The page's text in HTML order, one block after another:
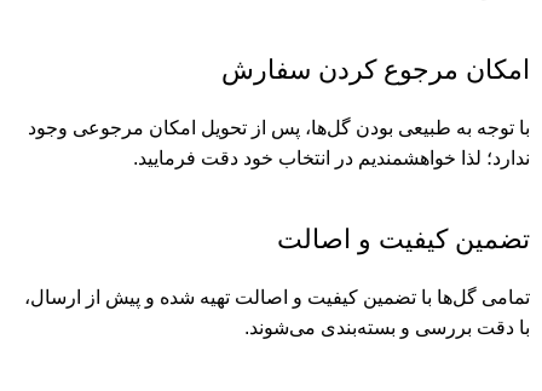
امکان مرجوع کردن سفارش
با توجه به طبیعی بودن گل‌ها، پس از تحویل امکان مرجوعی وجود
ندارد؛ لذا خواهشمندیم در انتخاب خود دقت فرمایید.
تضمین کیفیت و اصالت
تمامی گل‌ها با تضمین کیفیت و اصالت تهیه شده و پیش از ارسال،
با دقت بررسی و بسته‌بندی می‌شوند.